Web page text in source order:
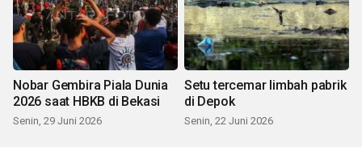
Nobar Gembira Piala Dunia
2026 saat HBKB di Bekasi
Senin, 29 Juni 2026
Setu tercemar limbah pabrik
di Depok
Senin, 22 Juni 2026